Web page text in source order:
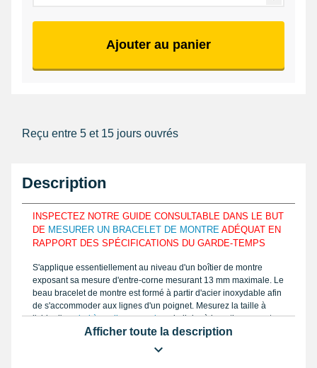
Ajouter au panier
Reçu entre 5 et 15 jours ouvrés
Description
INSPECTEZ NOTRE GUIDE CONSULTABLE DANS LE BUT
DE MESURER UN BRACELET DE MONTRE ADÉQUAT EN
RAPPORT DES SPÉCIFICATIONS DU GARDE-TEMPS
S'applique essentiellement au niveau d'un boîtier de montre
exposant sa mesure d'entre-corne mesurant 13 mm maximale. Le
beau bracelet de montre est formé à partir d'acier inoxydable afin
de s'accommoder aux lignes d'un poignet. Mesurez la taille à
l'aide d'unpied à coulisse pas chersimilaire à la notice sur notre
site internet et estimez l'exemplaire correct de votre bracelet de
Afficher toute la description